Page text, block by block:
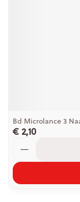
Bd Microlance 3
€ 2,10